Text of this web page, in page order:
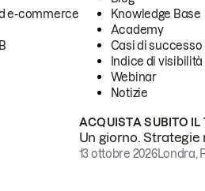
e-commerce
Knowledge Base
Academy
Casi di successo
Indice di visibilità
Webinar
Notizie
ACQUISTA SUBITO IL
Un giorno.
13 ottobre 2026Londra,